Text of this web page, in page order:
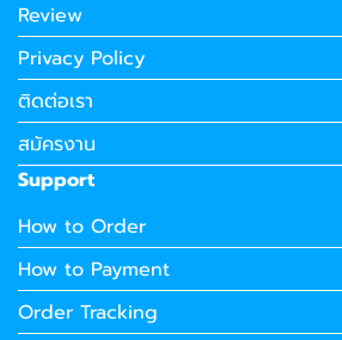
Review
Privacy Policy
ติดต่อเรา
สมัครงาน
Support
How to Order
How to Payment
Order Tracking